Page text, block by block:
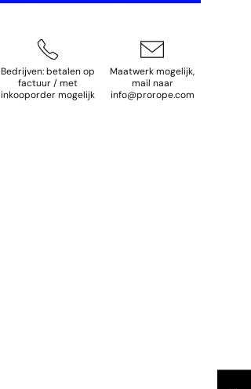
Bedrijven: betalen op
factuur / met
inkooporder mogelijk
Maatwerk mogelijk,
mail naar
info@prorope.com